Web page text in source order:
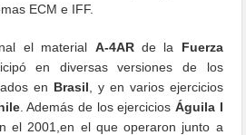
ECM e IFF.
el material A-4ARde la Fuerza
en diversas versiones de los
en Brasil , y en varios ejercicios
. Además de los ejercicios Águila I
el 2001,en el que operaron junto a